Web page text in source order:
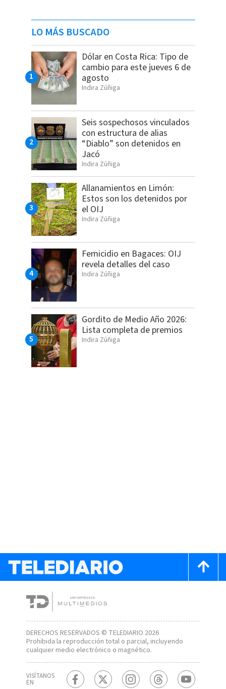
LO MÁS BUSCADO
Dólar en Costa Rica: Tipo de
cambio para este jueves 6 de
agosto
Indira Zúñiga
Seis sospechosos vinculados
con estructura de alias
“Diablo” son detenidos en
Jacó
Indira Zúñiga
Allanamientos en Limón:
Estos son los detenidos por
el OIJ
Indira Zúñiga
Femicidio en Bagaces: OIJ
revela detalles del caso
Indira Zúñiga
Gordito de Medio Año 2026:
Lista completa de premios
Indira Zúñiga
DERECHOS RESERVADOS © TELEDIARIO 2026
Prohibida la reproducción total o parcial, incluyendo
cualquier medio electrónico o magnético.
VISÍTANOS
EN